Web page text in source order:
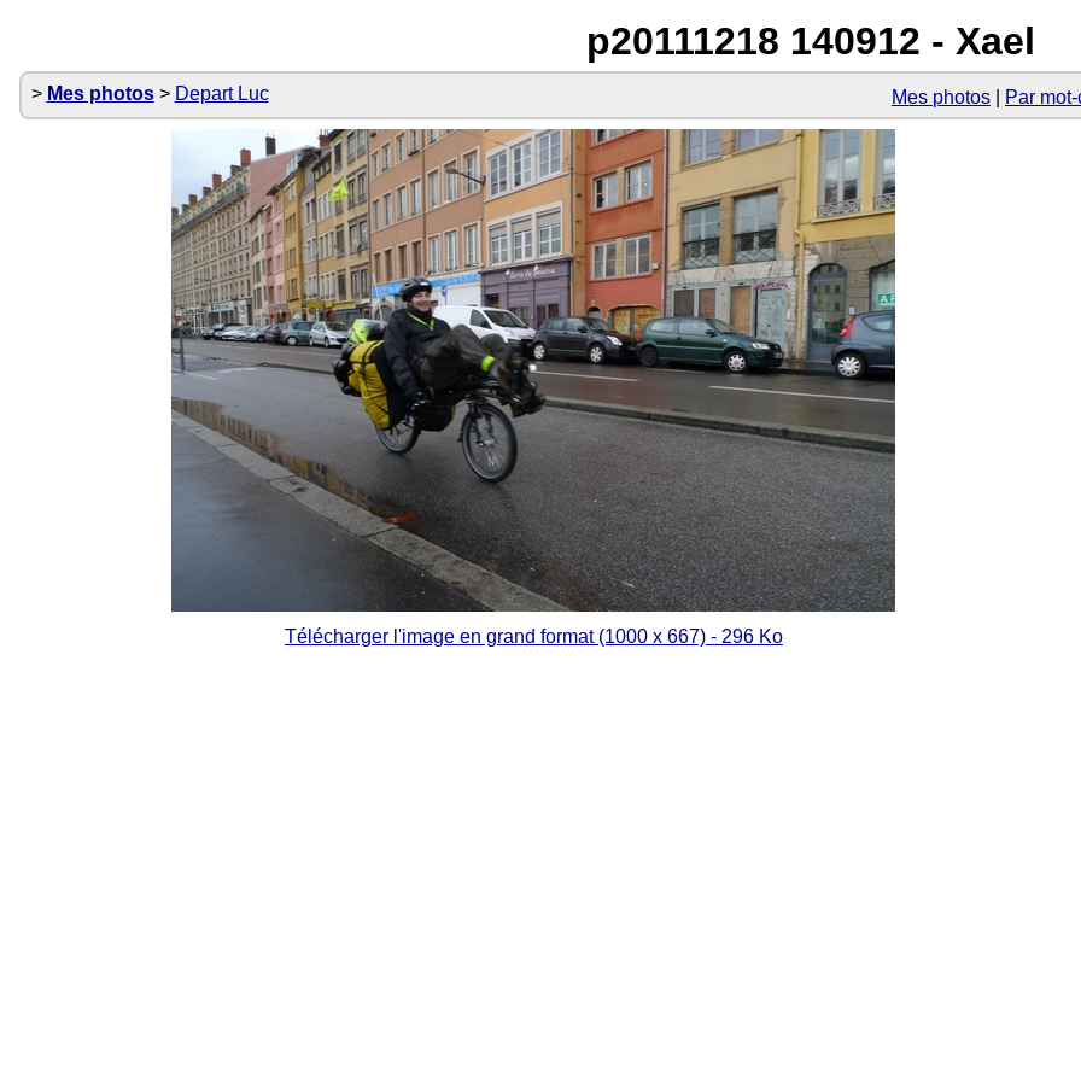
p20111218 140912 - Xael
Mes photos Par
Mes photos Depart Luc
Télécharger l'image en grand format (1000 x 667) - 296 Ko